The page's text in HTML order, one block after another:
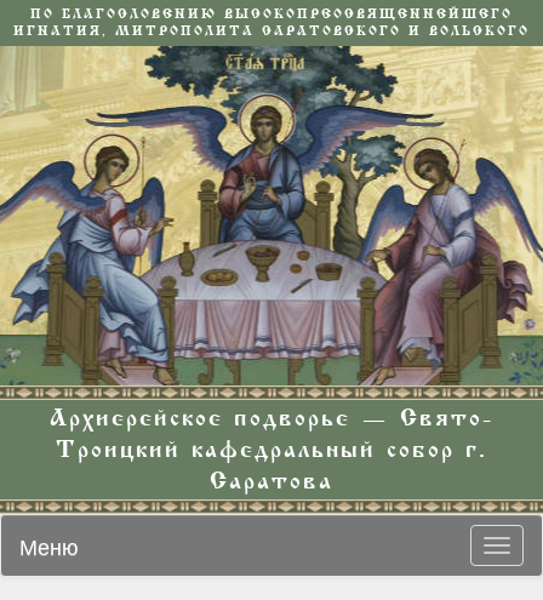
ПО БЛАГОСЛОВЕНИЮ ВЫСОКОПРЕОСВЯЩЕННЕЙШЕГО
ИГНАТИЯ, МИТРОПОЛИТА САРАТОВСКОГО И ВОЛЬСКОГО
Архиерейское подворье — Свято-
Троицкий кафедральный собор г.
Саратова
Меню